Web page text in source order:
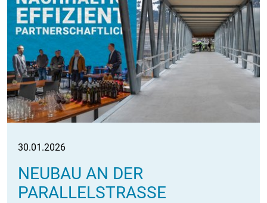
30.01.2026
NEUBAU AN DER
PARALLELSTRASSE